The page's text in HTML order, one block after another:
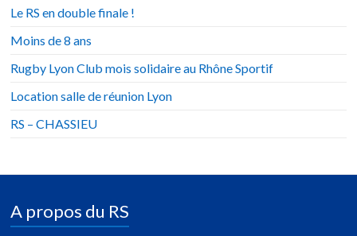
Le RS en double finale !
Moins de 8 ans
Rugby Lyon Club mois solidaire au Rhône Sportif
Location salle de réunion Lyon
RS – CHASSIEU
A propos du RS